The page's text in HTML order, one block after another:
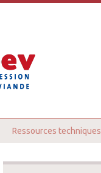
Ressources techniques